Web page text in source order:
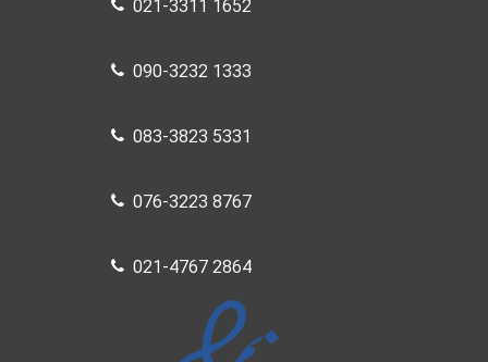
021-3311 1652
090-3232 1333
083-3823 5331
076-3223 8767
021-4767 2864